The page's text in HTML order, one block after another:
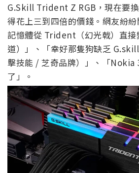
G.Skill Trident Z RGB，現在要
得花上三到四倍的價錢。網友紛
記憶體從 Trident（幻光戟）直
道）」、「幸好那隻狗缺乏
擊技能 / 芝奇品牌）」、「Nokia
了」。